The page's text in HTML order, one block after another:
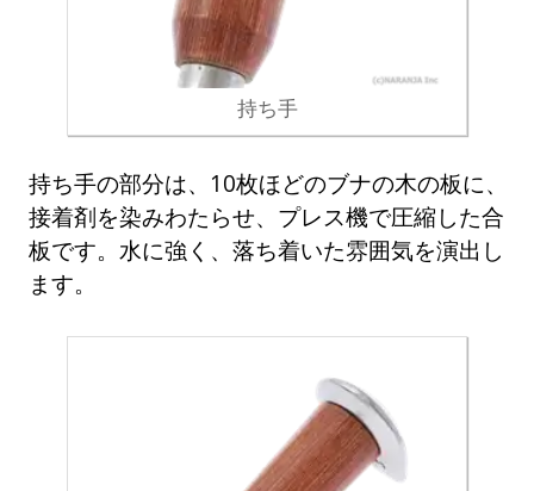
持ち手
持ち手の部分は、10枚ほどのブナの木の板に、
接着剤を染みわたらせ、プレス機で圧縮した合
板です。水に強く、落ち着いた雰囲気を演出し
ます。